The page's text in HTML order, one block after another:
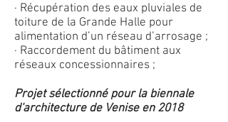
· Récupération des eaux pluviales de
toiture de la Grande Halle pour
alimentation d’un réseau d’arrosage ;
· Raccordement du bâtiment aux
réseaux concessionnaires ;
Projet sélectionné pour la biennale
d'architecture de Venise en 2018